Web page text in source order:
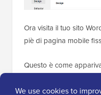
Ora visita il tuo sito
piè di pagina mobile
Questo è come